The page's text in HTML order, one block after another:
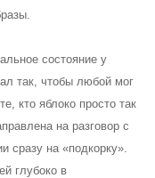
состояние у
так, чтобы любой мог
кто яблоко просто так
на разговор с
сразу на «подкорку».
глубоко в